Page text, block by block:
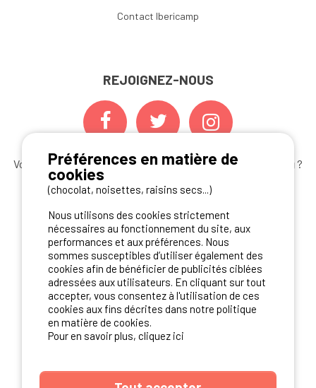
Contact Ibericamp
REJOIGNEZ-NOUS
Vous souhaitez bénéficier desmeilleures offres camping ?
Abonnez-vous à la newsletter
NOS PARTENAIRES
Préférences en matière de
cookies
(chocolat, noisettes, raisins secs...)
Nous utilisons des cookies strictement
nécessaires au fonctionnement du site, aux
performances et aux préférences. Nous
sommes susceptibles d’utiliser également des
cookies afin de bénéficier de publicités ciblées
adressées aux utilisateurs. En cliquant sur tout
accepter, vous consentez à l'utilisation de ces
cookies aux fins décrites dans notre politique
en matière de cookies.
Pour en savoir plus, cliquez ici